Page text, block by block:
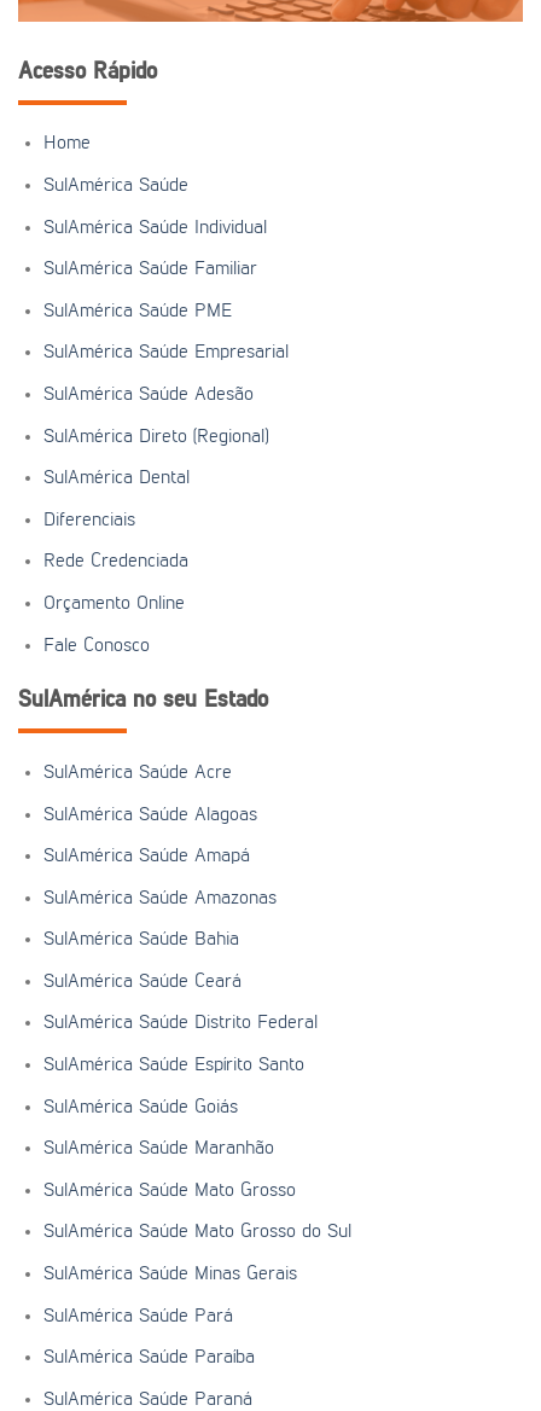
Acesso Rápido
Home
SulAmérica Saúde
SulAmérica Saúde Individual
SulAmérica Saúde Familiar
SulAmérica Saúde PME
SulAmérica Saúde Empresarial
SulAmérica Saúde Adesão
SulAmérica Direto (Regional)
SulAmérica Dental
Diferenciais
Rede Credenciada
Orçamento Online
Fale Conosco
SulAmérica no seu Estado
SulAmérica Saúde Acre
SulAmérica Saúde Alagoas
SulAmérica Saúde Amapá
SulAmérica Saúde Amazonas
SulAmérica Saúde Bahia
SulAmérica Saúde Ceará
SulAmérica Saúde Distrito Federal
SulAmérica Saúde Espírito Santo
SulAmérica Saúde Goiás
SulAmérica Saúde Maranhão
SulAmérica Saúde Mato Grosso
SulAmérica Saúde Mato Grosso do Sul
SulAmérica Saúde Minas Gerais
SulAmérica Saúde Pará
SulAmérica Saúde Paraíba
SulAmérica Saúde Paraná